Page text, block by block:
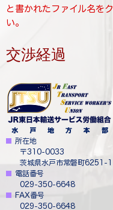
と書かれたファイル名を
い。
​交渉経過
水 戸 地 方 本 部
■ ​所在地
​ 〒310-0033
茨城県水戸市常磐町6251-1
■ 電話番号
029-350-6648
■ ​FAX番号
029-350-6648